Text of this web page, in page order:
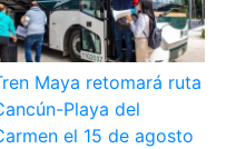
Maya retomará ruta
Playa del
el 15 de agosto